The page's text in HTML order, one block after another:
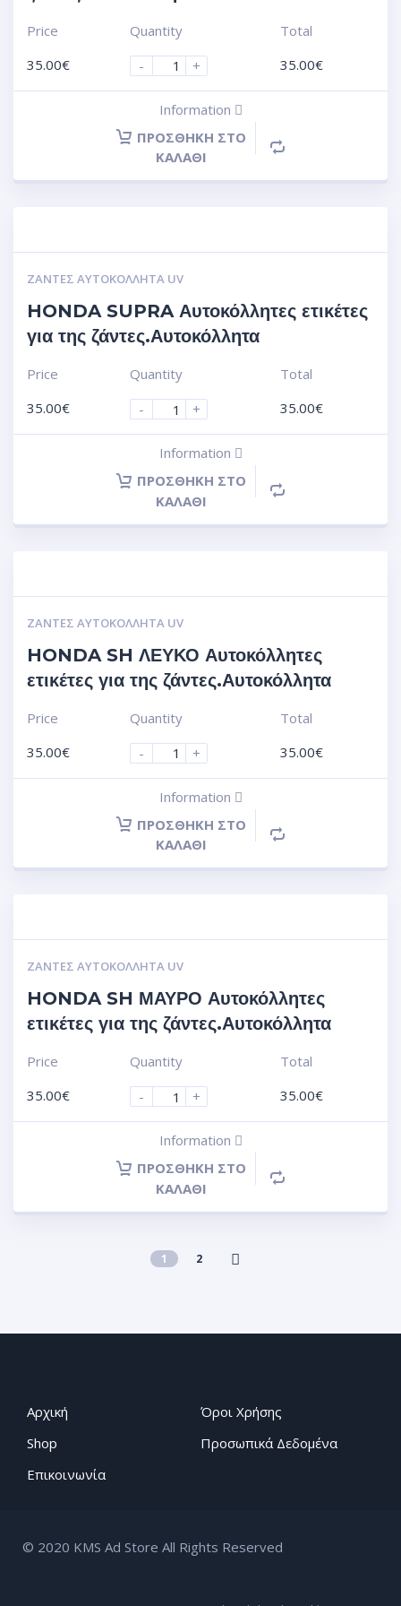
Price
35.00€
Quantity
-
+
Total
35.00€
Information
ΠΡΟΣΘΉΚΗ ΣΤΟ
ΚΑΛΆΘΙ
ΖΆΝΤΕΣ ΑΥΤΟΚΌΛΛΗΤΑ UV
HONDA SUPRA Αυτοκόλλητες ετικέτες
για της ζάντες.Αυτοκόλλητα
Price
35.00€
Quantity
-
+
Total
35.00€
Information
ΠΡΟΣΘΉΚΗ ΣΤΟ
ΚΑΛΆΘΙ
ΖΆΝΤΕΣ ΑΥΤΟΚΌΛΛΗΤΑ UV
HONDA SH ΛΕΥΚΟ Αυτοκόλλητες
ετικέτες για της ζάντες.Αυτοκόλλητα
Price
35.00€
Quantity
-
+
Total
35.00€
Information
ΠΡΟΣΘΉΚΗ ΣΤΟ
ΚΑΛΆΘΙ
ΖΆΝΤΕΣ ΑΥΤΟΚΌΛΛΗΤΑ UV
HONDA SH ΜΑΥΡΟ Αυτοκόλλητες
ετικέτες για της ζάντες.Αυτοκόλλητα
Price
35.00€
Quantity
-
+
Total
35.00€
Information
ΠΡΟΣΘΉΚΗ ΣΤΟ
ΚΑΛΆΘΙ
1 2
Αρχική
Shop
Επικοινωνία
Όροι Χρήσης
Προσωπικά Δεδομένα
© 2020 KMS Ad Store All Rights Reserved